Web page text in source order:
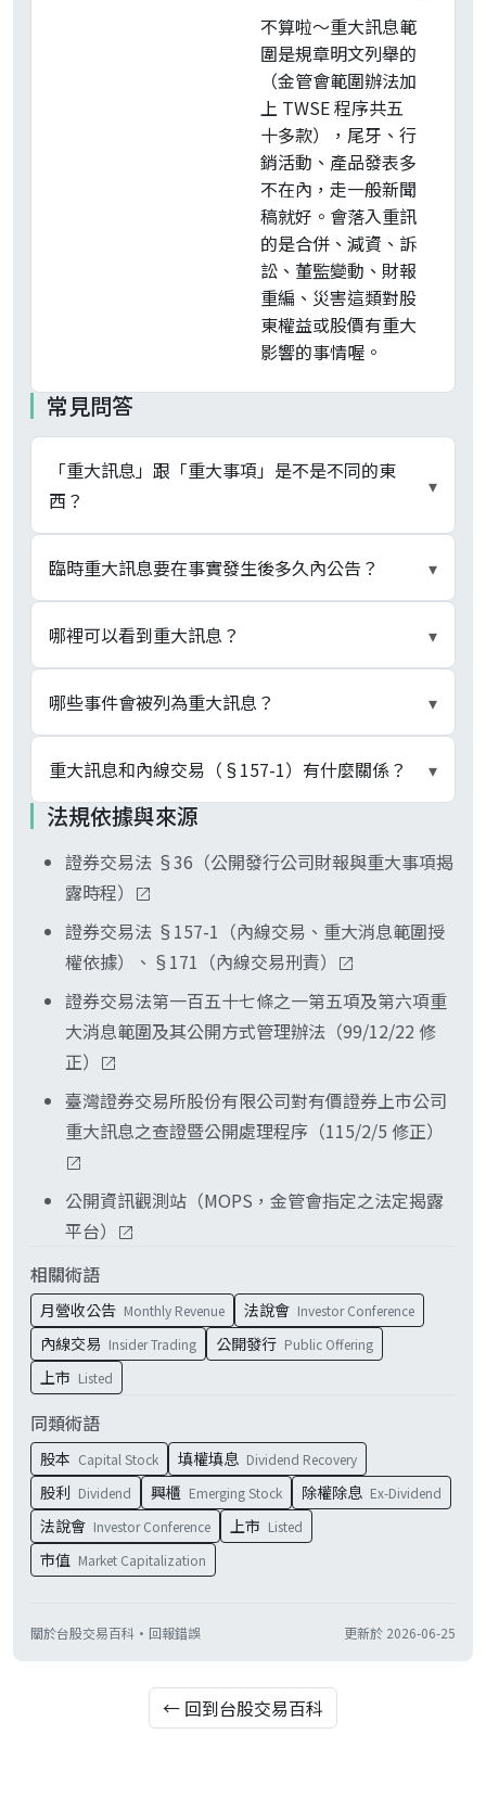
不算啦～重大訊息範
圍是規章明文列舉的
（金管會範圍辦法加
上 TWSE 程序共五
十多款），尾牙、行
銷活動、產品發表多
不在內，走一般新聞
稿就好。會落入重訊
的是合併、減資、訴
訟、董監變動、財報
重編、災害這類對股
東權益或股價有重大
影響的事情喔。
常見問答
「重大訊息」跟「重大事項」是不是不同的東
西？
▾
指涉的是同一制度範疇，但用語分屬不同層級。證
交法條文原文採「重大事項」、「重大影響之事
項」；金管會、TWSE、TPEx 在實務規章名稱與揭
公司重大訊息之查證暨公開處理程序」），散戶口
語的「重訊」即此縮寫。引用條文時用「重大事
語境。
臨時重大訊息要在事實發生後多久內公告？ ▾
兩層時程並存。母法基線在證交法，事實發生日起
2 日內公告並向主管機關申報。上市櫃公司另適用
TWSE 處理程序：應於事實發生日起次一營業日交
營業日開盤前 2 小時內；TPEx 對上櫃公司有對應
規章。實務揭露速度緊於母法 floor。
哪裡可以看到重大訊息？ ▾
金管會指定的公開資訊觀測站
（mops.twse.com.tw，簡稱 MOPS）。個股查詢
進入「重大訊息與公告」輸入公司代號可看單一公
息」頁面看時序排列。所有公開發行公司之重訊皆
統一於此公開，新聞媒體的財經報導多為轉述，第
一手以 MOPS 為準。
哪些事件會被列為重大訊息？ ▾
由兩層規章界定。金管會重大消息範圍管理辦法分
列涉及公司財務業務之消息（募集發行、減資、合
併、內控舞弊、財報錯誤等）與涉及市場供求之消
息（公開收購、股權重大異動、執行搜索等）；
TWSE 處理程序與 TPEx 對應程序另各條列五十餘
款具體事項（含訴訟、董監變動、財測變動、財報
重編、災害、衍生性商品損失等）。並非公司任何
重大訊息和內線交易（§157-1）有什麼關係？ ▾
兩條制度透過同一份重大消息範圍辦法之事項清單
接合，但義務主體與責任性質不同。重大訊息制度
規範「公司端的揭露義務」（行政與民事責任）；
§157-1 規範「內部人端的交易禁止」（重大消息
明確後、公開前或公開後 18 小時內買賣即構成犯
罪，依 §171 處 3 年以上 10 年以下有期徒刑，得
併科新臺幣 1,000 萬元以上 2 億元以下罰金）。把
兩者畫上等號是常見概念混淆。
法規依據與來源
證券交易法 §36（公開發行公司財報與重大事項揭
露時程）
證券交易法 §157-1（內線交易、重大消息範圍授
權依據）、§171（內線交易刑責）
證券交易法第一百五十七條之一第五項及第六項重
大消息範圍及其公開方式管理辦法（99/12/22 修
正）
臺灣證券交易所股份有限公司對有價證券上市公司
重大訊息之查證暨公開處理程序（115/2/5 修正）
公開資訊觀測站（MOPS，金管會指定之法定揭露
平台）
相關術語
月營收公告 Monthly Revenue 法說會 Investor Conference
內線交易 Insider Trading 公開發行 Public Offering
上市 Listed
同類術語
股本 Capital Stock 填權填息 Dividend Recovery
股利 Dividend 興櫃 Emerging Stock 除權除息 Ex-Dividend
法說會 Investor Conference 上市 Listed
市值 Market Capitalization
關於台股交易百科 · 回報錯誤 更新於 2026-06-25
← 回到台股交易百科